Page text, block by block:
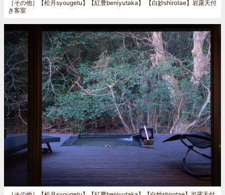
［その他］
【松月syougetu】【紅豊beniyutaka】 【白妙shirotae】岩露天付
き客室